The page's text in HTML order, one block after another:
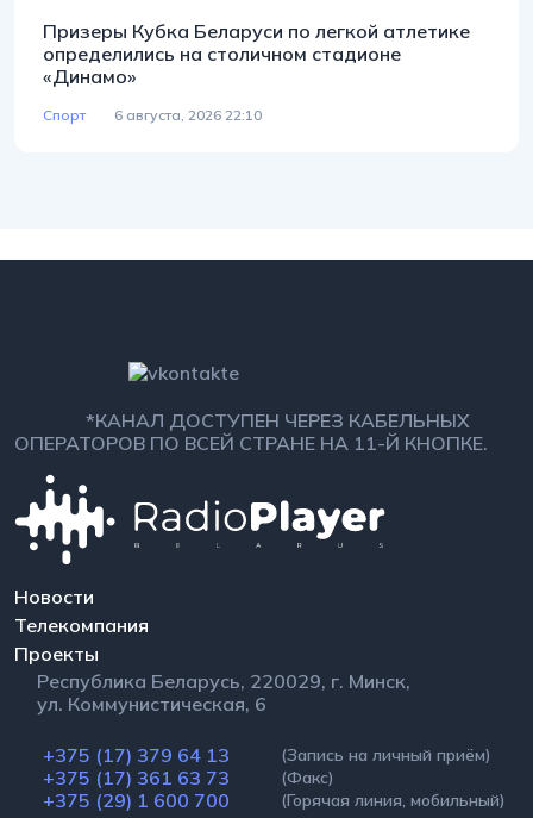
Призеры Кубка Беларуси по легкой атлетике
определились на столичном стадионе
«Динамо»
Спорт 6 августа, 2026 22:10
*КАНАЛ ДОСТУПЕН ЧЕРЕЗ КАБЕЛЬНЫХ
ОПЕРАТОРОВ ПО ВСЕЙ СТРАНЕ НА 11-Й КНОПКЕ.
Новости
Телекомпания
Проекты
Республика Беларусь, 220029, г. Минск,
ул. Коммунистическая, 6
+375 (17) 379 64 13 (Запись на личный приём)
+375 (17) 361 63 73 (Факс)
+375 (29) 1 600 700 (Горячая линия, мобильный)